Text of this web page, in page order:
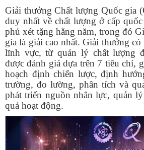
Giải thưởng Chất lượng Quốc gia
duy nhất về chất lượng ở cấp
phủ xét tặng hằng năm, trong đó
gia là giải cao nhất. Giải thưởng
lĩnh vực, từ quản lý chất lượng
được đánh giá dựa trên 7 tiêu chí,
hoạch định chiến lược, định
trường, đo lường, phân tích và
phát triển nguồn nhân lực, quản
quả hoạt động.